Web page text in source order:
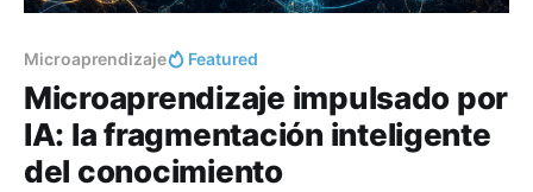
Microaprendizaje Featured
Microaprendizaje impulsado por
IA: la fragmentación inteligente
del conocimiento